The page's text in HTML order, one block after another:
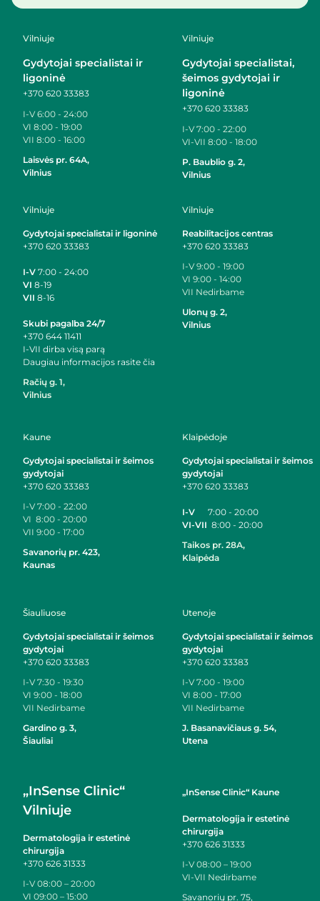
Vilniuje
Gydytojai specialistai ir
ligoninė
+370 620 33383
I-V6:00 - 24:00
VI 8:00 - 19:00
VII 8:00 - 16:00
Laisvės pr. 64A,
Vilnius
Vilniuje
Gydytojai specialistai,
šeimos gydytojai ir
ligoninė
+370 620 33383
I-V7:00 - 22:00
VI-VII 8:00 - 18:00
P. Baublio g. 2,
Vilnius
Vilniuje
Gydytojai specialistai ir ligoninė
+370 620 33383
I-V 7:00 - 24:00
VI 8-19
VII 8-16
Skubi pagalba 24/7
+370 644 11411
I-VII dirba visą parą
Daugiau informacijos rasite čia
Račių g. 1,
Vilnius
Vilniuje
Reabilitacijos centras
+370 620 33383
I-V9:00 - 19:00
VI 9:00 - 14:00
VII Nedirbame
Ulonų g. 2,
Vilnius
Kaune
Gydytojai specialistai ir šeimos
gydytojai
+370 620 33383
I-V 7:00 - 22:00
VI 8:00 - 20:00
VII 9:00 - 17:00
Savanorių pr. 423,
Kaunas
Klaipėdoje
Gydytojai specialistai ir šeimos
gydytojai
+370 620 33383
I-V
7:00 - 20:00
VI-VII 8:00 - 20:00
Taikos pr. 28A,
Klaipėda
Šiauliuose
Gydytojai specialistai ir šeimos
gydytojai
+370 620 33383
I-V7:30 - 19:30
VI 9:00 - 18:00
VII Nedirbame
Gardino g. 3,
Šiauliai
Utenoje
Gydytojai specialistai ir šeimos
gydytojai
+370 620 33383
I-V7:00 - 19:00
VI 8:00 - 17:00
VII Nedirbame
J. Basanavičiaus g. 54,
Utena
„InSense Clinic“
Vilniuje
Dermatologija ir estetinė
chirurgija
+370 626 31333
I-V08:00 – 20:00
VI 09:00 – 15:00
„InSense Clinic“ Kaune
Dermatologija ir estetinė
chirurgija
+370 626 31333
I-V08:00 – 19:00
VI-VII Nedirbame
Savanorių pr. 75,